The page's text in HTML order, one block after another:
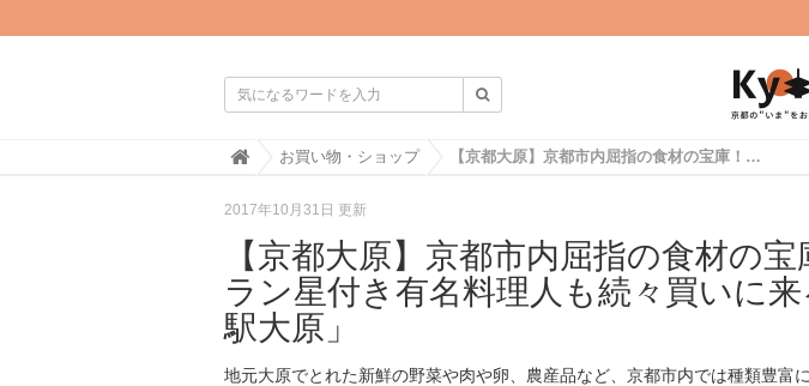
H
e
お買い物・ショップ 【京都大原】京都市内屈指の食材の宝庫！ミシュラン星付き有名料理人も続々買いに来る！「里の駅大原」
2017年10月31日 更新
【京都大原】京都市内屈指の食材の
ラン星付き有名料理人も続々買いに
駅大原」
地元大原でとれた新鮮の野菜や肉や卵、農産品など、京都市内では種類豊富